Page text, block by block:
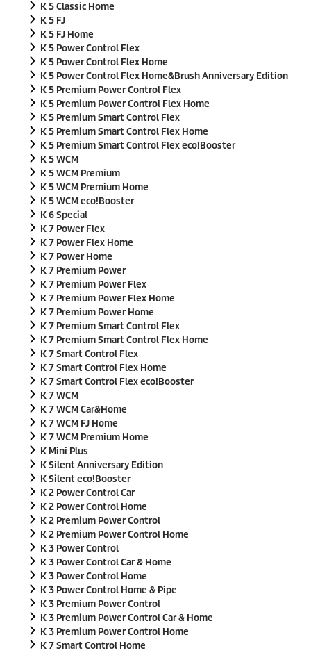
K 5 Classic Home
K 5 FJ
K 5 FJ Home
K 5 Power Control Flex
K 5 Power Control Flex Home
K 5 Power Control Flex Home&Brush Anniversary Edition
K 5 Premium Power Control Flex
K 5 Premium Power Control Flex Home
K 5 Premium Smart Control Flex
K 5 Premium Smart Control Flex Home
K 5 Premium Smart Control Flexeco!Booster
K 5 WCM
K 5 WCM Premium
K 5 WCM Premium Home
K 5 WCMeco!Booster
K 6 Special
K 7 Power Flex
K 7 Power Flex Home
K 7 Power Home
K 7 Premium Power
K 7 Premium Power Flex
K 7 Premium Power Flex Home
K 7 Premium Power Home
K 7 Premium Smart Control Flex
K 7 Premium Smart Control Flex Home
K 7 Smart Control Flex
K 7 Smart Control Flex Home
K 7 Smart Control Flexeco!Booster
K 7 WCM
K 7 WCM Car&Home
K 7 WCM FJ Home
K 7 WCM Premium Home
K Mini Plus
K Silent Anniversary Edition
K Silenteco!Booster
K 2 Power Control Car
K 2 Power Control Home
K 2 Premium Power Control
K 2 Premium Power Control Home
K 3 Power Control
K 3 Power Control Car & Home
K 3 Power Control Home
K 3 Power Control Home & Pipe
K 3 Premium Power Control
K 3 Premium Power Control Car & Home
K 3 Premium Power Control Home
K 7 Smart Control Home